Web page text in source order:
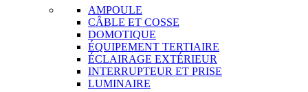
AMPOULE
CÂBLE ET COSSE
DOMOTIQUE
ÉQUIPEMENT TERTIAIRE
ÉCLAIRAGE EXTÉRIEUR
INTERRUPTEUR ET PRISE
LUMINAIRE